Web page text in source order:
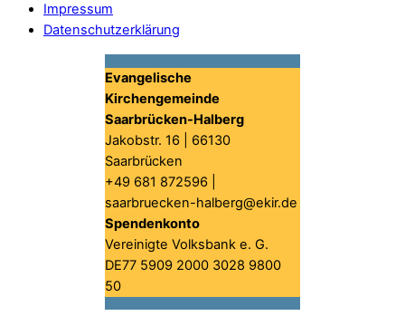
Impressum
Datenschutzerklärung
Evangelische
Kirchengemeinde
Saarbrücken-Halberg
Jakobstr. 16 | 66130
Saarbrücken
+49 681 872596 |
saarbruecken-halberg@ekir.de
Spendenkonto
Vereinigte Volksbank e. G.
DE77 5909 2000 3028 9800
50